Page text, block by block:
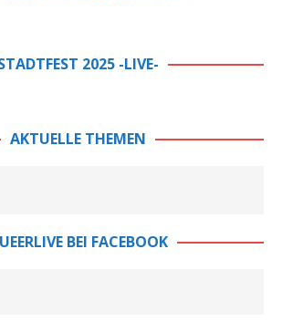
2025 -LIVE-
AKTUELLE THEMEN
BEI FACEBOOK